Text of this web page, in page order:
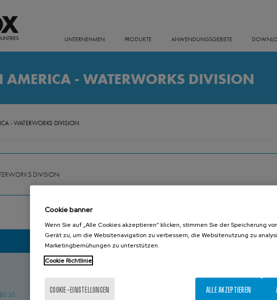
UNTERNEHMEN PRODUKTE ANWENDUNGSGEBIETE
- WATERWORKS DIVISION
- WATERWORKS DIVISION
DIVISION
KONTAKT
30
GROSS BRITANIEN
Chichester, West Sussex+44 (0) 1243 810240
BRASILIEN
Indaiatuba, São Paulo+55 (19)
Cookie banner
Wenn Sie auf „Alle Cookies akzeptieren“ klicken, stimmen Sie der Speicherung
Gerät zu, um die Websitenavigation zu verbessern, die Websitenutzung zu
Marketingbemühungen zu unterstützen.
Cookie Richtlinie
COOKIE-EINSTELLUNGEN ALLE AKZEPTIEREN